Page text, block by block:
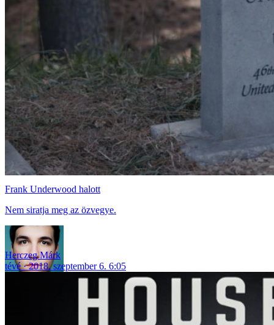
Frank Underwood halott
Nem siratja meg az özvegye.
Herczeg Márk
tévé
2018. szeptember 6. 6:05